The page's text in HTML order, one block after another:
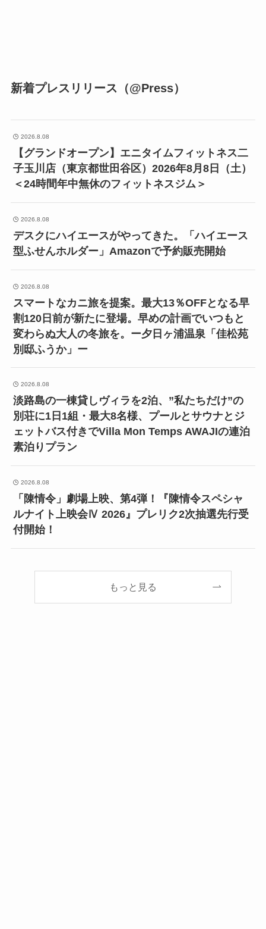
新着プレスリリース（@Press）
2026.8.08
【グランドオープン】エニタイムフィットネス二
子玉川店（東京都世田谷区）2026年8月8日（土）
＜24時間年中無休のフィットネスジム＞
2026.8.08
デスクにハイエースがやってきた。「ハイエース
型ふせんホルダー」Amazonで予約販売開始
2026.8.08
スマートなカニ旅を提案。最大13％OFFとなる早
割120日前が新たに登場。早めの計画でいつもと
変わらぬ大人の冬旅を。ー夕日ヶ浦温泉「佳松苑
別邸ふうか」ー
2026.8.08
淡路島の一棟貸しヴィラを2泊、”私たちだけ”の
別荘に1日1組・最大8名様、プールとサウナとジ
ェットバス付きでVilla Mon Temps AWAJIの連泊
素泊りプラン
2026.8.08
「陳情令」劇場上映、第4弾！『陳情令スペシャ
ルナイト上映会Ⅳ 2026』プレリク2次抽選先行受
付開始！
もっと見る